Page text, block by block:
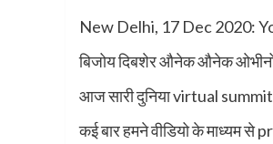
New Delhi, 17 Dec 2020:
बिजोय दिबशेर औनेक औनेक
आज सारी दुनिया virtual
कई बार हमने वीडियो के माध्यम